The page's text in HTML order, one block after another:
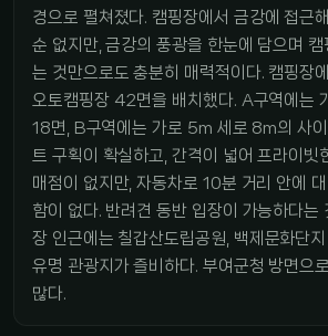
경으로 펼쳐졌다. 캠핑장에서 금강에 접근
순 없지만, 금강의 풍광을 한눈에 담으며
는 것만으로도 충분히 매력적이다. 캠핑장
오토캠핑장 42면을 배치했다. A구역에는
18면, B구역에는 가로 5m 세로 8m의 사이
트 구획이 확실하고, 간격이 넓어 프라이빗
매점이 없지만, 자동차로 10분 거리 안에
함이 없다. 반려견 동반 입장이 가능하다는
장 인근에는 칠갑산도립공원, 백제문화단
유명 관광지가 즐비하다. 부여군청 방면으
많다.